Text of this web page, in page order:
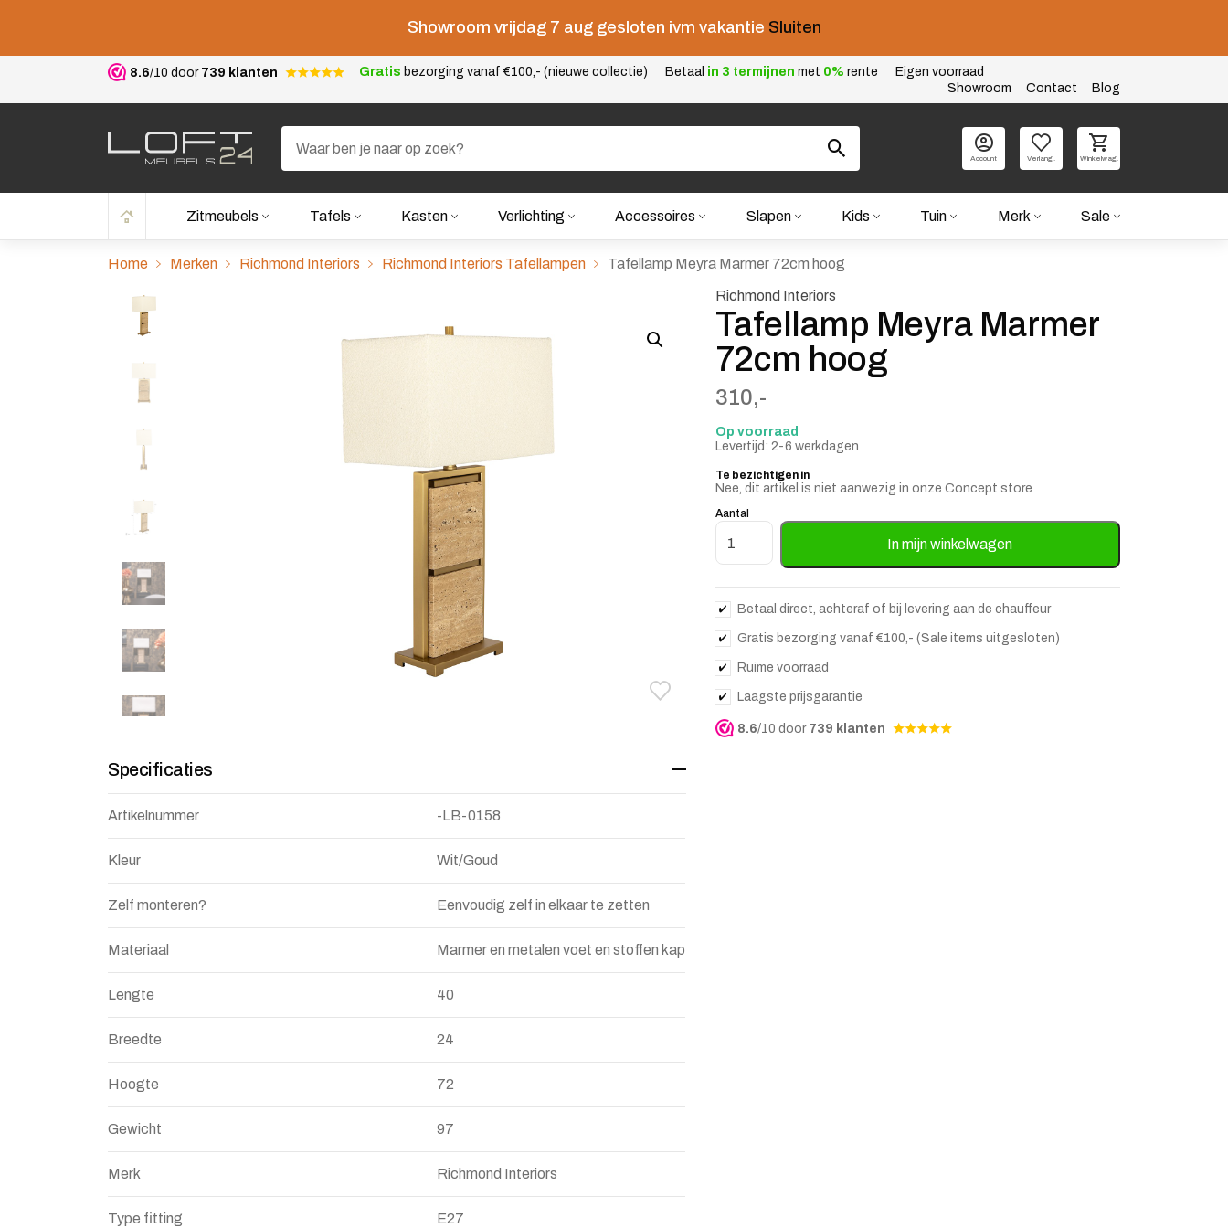
Showroom vrijdag 7 aug gesloten ivm vakantie Sluiten
8.6/10 door 739 klanten Gratis bezorging vanaf €100,- (nieuwe collectie) Betaal in 3 termijnen met 0% rente
Eigen voorraad
Showroom
Contact Blog
Account Verlangl. Winkelwag.
Zitmeubels Tafels Kasten Verlichting Accessoires Slapen Kids Tuin Merk Sale
Home Merken Richmond Interiors Richmond Interiors Tafellampen Tafellamp Meyra Marmer 72cm hoog
Toevoegen aan verlanglijstje
Verwijderen van verlanglijst
Specificaties
Artikelnummer -LB-0158
Kleur Wit/Goud
Zelf monteren? Eenvoudig zelf in elkaar te zetten
Materiaal Marmer en metalen voet en stoffen kap
Lengte 40
Breedte 24
Hoogte 72
Gewicht 97
Merk Richmond Interiors
Type fitting E27
Richmond Interiors
Tafellamp Meyra Marmer
72cm hoog
310,-
Op voorraad
Levertijd: 2-6 werkdagen
Te bezichtigen in
Nee, dit artikel is niet aanwezig in onze Concept store
Aantal
Tafellamp Meyra Marmer 72cm hoog aantal
In mijn winkelwagen
Betaal direct, achteraf of bij levering aan de chauffeur
Gratis bezorging vanaf €100,- (Sale items uitgesloten)
Ruime voorraad
Laagste prijsgarantie
8.6/10 door 739 klanten